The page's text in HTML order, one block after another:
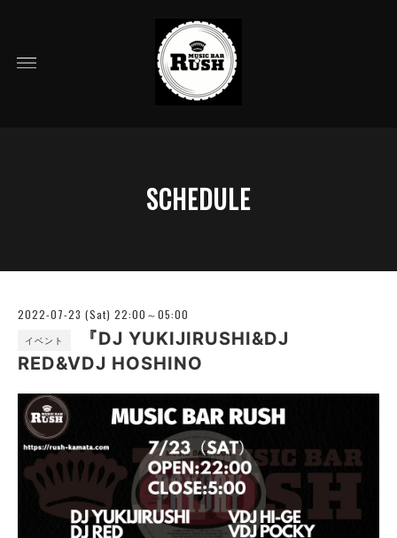
SCHEDULE
2022-07-23 (Sat) 22:00～05:00
イベント
『DJ YUKIJIRUSHI&DJ
RED&VDJ HOSHINO